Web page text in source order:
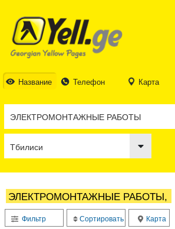
Название Телефон Карта
ТБИЛИСИ
ТБИЛИСИ
АБХАЗИЯ
ГАЛИ
БАТУМИ
КОБУЛЕТИ
ШУАХЕВИ
ЧАКВИ
ОЗУРГЕТИ
ЧОХАТАУРИ
УРЕКИ
ИМЕРЕТИЯ
ЭЛЕКТРОМОНТАЖНЫЕ РАБОТЫ,
Фильтр Сортировать Карта